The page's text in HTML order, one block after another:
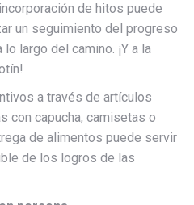
de hitos puede
un seguimiento del progreso
largo del camino. ¡Y a la
a través de artículos
con capucha, camisetas o
de alimentos puede servir
de los logros de las